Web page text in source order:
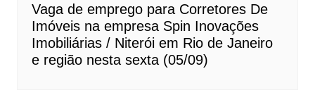
Vaga de emprego para Corretores De
Imóveis na empresa Spin Inovações
Imobiliárias / Niterói em Rio de Janeiro
e região nesta sexta (05/09)